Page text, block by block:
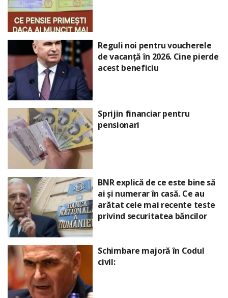
Reguli noi pentru voucherele
de vacanță în 2026. Cine pierde
acest beneficiu
Sprijin financiar pentru
pensionari
BNR explică de ce este bine să
ai și numerar în casă. Ce au
arătat cele mai recente teste
privind securitatea băncilor
Schimbare majoră în Codul
civil: